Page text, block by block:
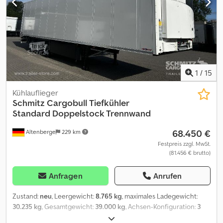
Trennwandvorbereitung, Temperaturschreiber, Doppelstock
EURO Palette mit Balken, Anschlußstecker 1x15 und 2x7 polig,
Antispray, Telematiksystem, Dynamic ramp protection (DRP), Unser
gesamtes Fahrzeugangebot finden Sie unter . Finanzierung
gewünscht? Mit unseren Value Added Service bieten wir Ihnen
individuelle Finanzierungsmöglichkeiten, Full Service-und
Telematik-Dienstleistungen. Wir beraten Sie gerne. Cedpfxszqxb
Es Ahtoha
1 / 15
Altenberge 229 km
Kühlauflieger
Schmitz CargobullTiefkühler
Standard Doppelstock Trennwand
68.450 €
Festpreis zzgl. MwSt.
(81.456 € brutto)
Anfragen Anrufen
Zustand: neu, Leergewicht:8.765 kg, maximales Ladegewicht:
30.235 kg, Gesamtgewicht: 39.000 kg, Achsen-Konfiguration: 3
13.403 mm